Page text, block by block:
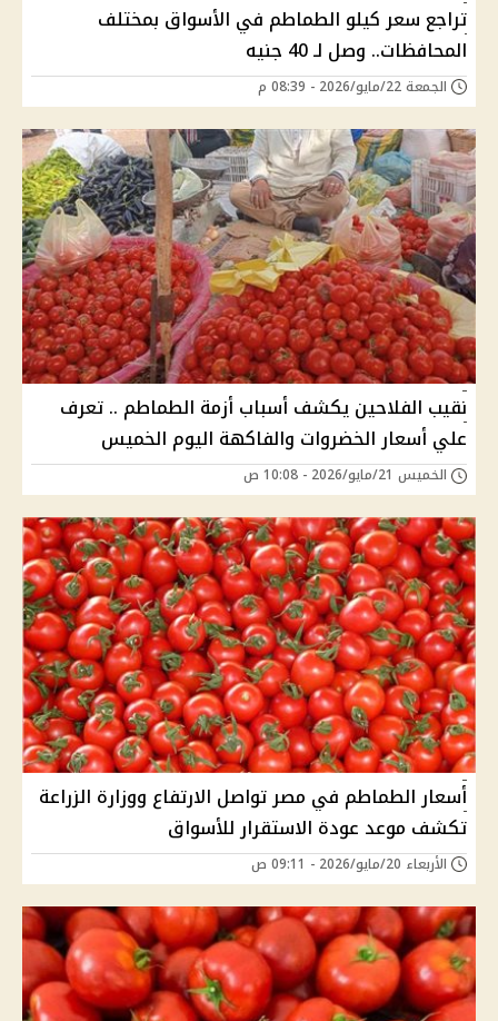
تراجع سعر كيلو الطماطم في الأسواق بمختلف
المحافظات.. وصل لـ 40 جنيه
الجمعة 22/مايو/2026 - 08:39 م
نقيب الفلاحين يكشف أسباب أزمة الطماطم .. تعرف
علي أسعار الخضروات والفاكهة اليوم الخميس
الخميس 21/مايو/2026 - 10:08 ص
أسعار الطماطم في مصر تواصل الارتفاع ووزارة الزراعة
تكشف موعد عودة الاستقرار للأسواق
الأربعاء 20/مايو/2026 - 09:11 ص